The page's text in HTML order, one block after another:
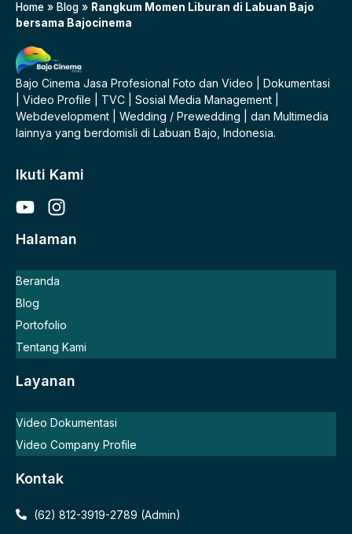
Home » Blog » Rangkum Momen Liburan di Labuan Bajo
bersama Bajocinema
Bajo Cinema Jasa Profesional Foto dan Video | Dokumentasi
| Video Profile | TVC | Sosial Media Management |
Webdevelopment | Wedding / Prewedding | dan Multimedia
lainnya yang berdomisli di Labuan Bajo, Indonesia.
Ikuti Kami
Halaman
Beranda
Blog
Portofolio
Tentang Kami
Layanan
Video Dokumentasi
Video Company Profile
Kontak
(62) 812-3919-2789 (Admin)